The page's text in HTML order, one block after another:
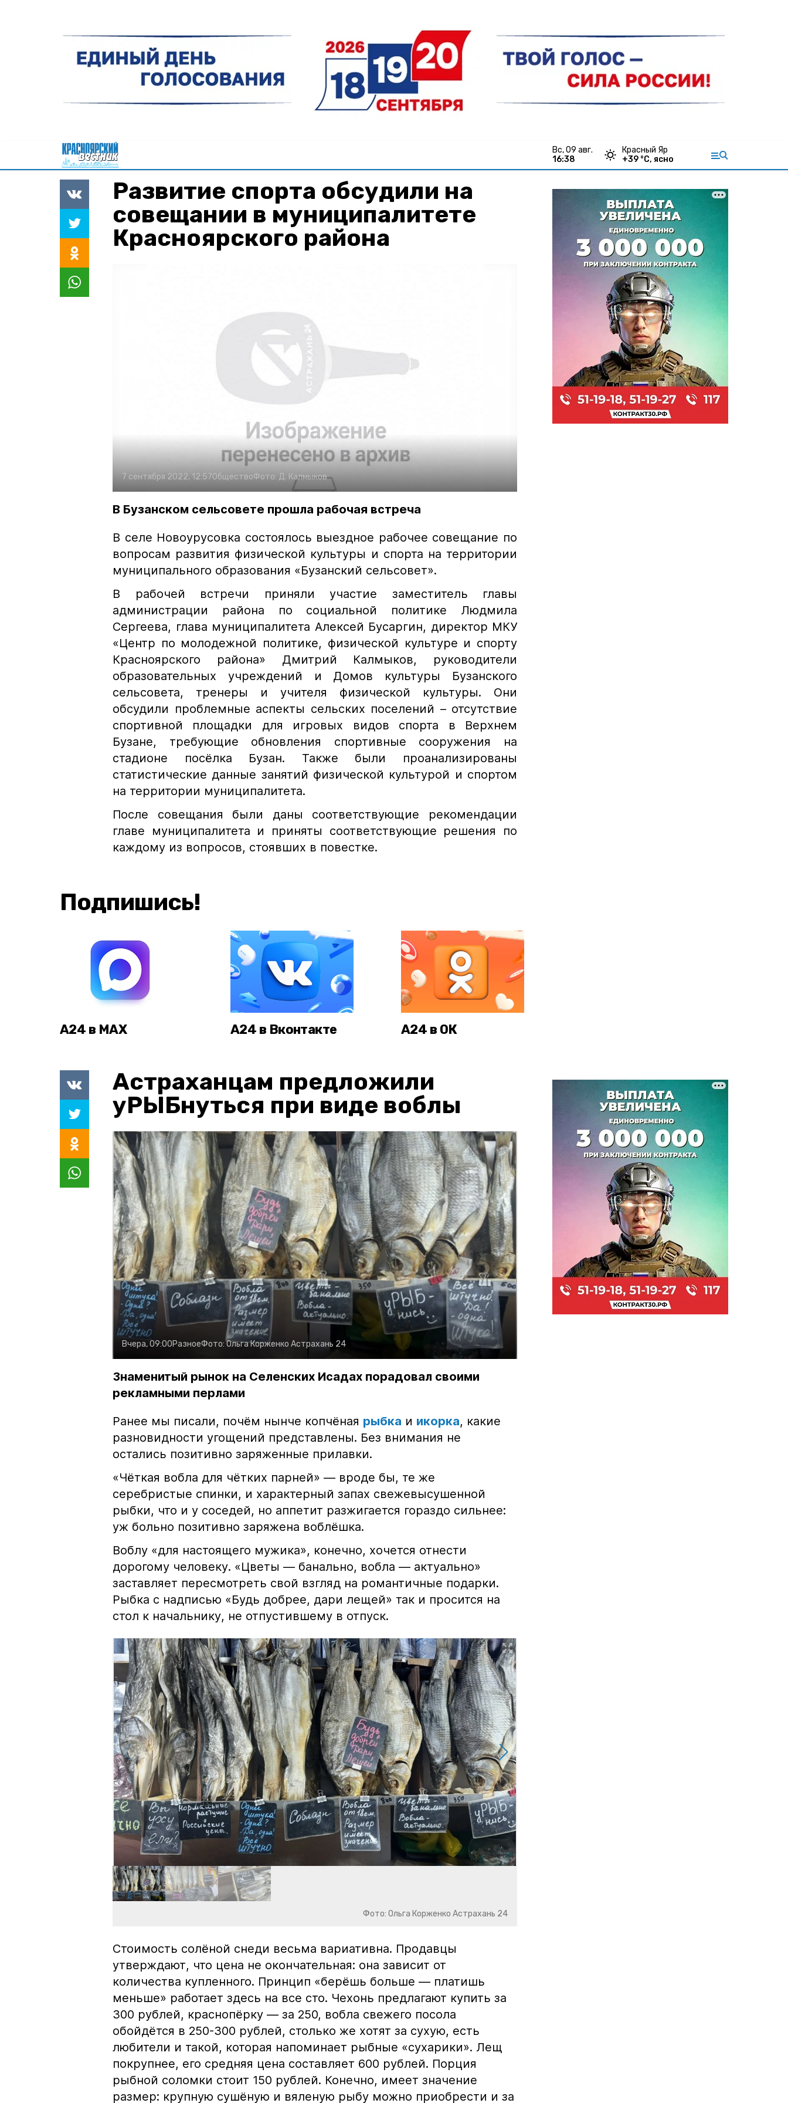
вс, 09 авг.
16:38
Красный Яр
+39 °С, ясно
Развитие спорта обсудили на
совещании в муниципалитете
Красноярского района
7 сентября 2022, 12:57ОбществоФото: Д. Калмыков
В Бузанском сельсовете прошла рабочая встреча
В селе Новоурусовка состоялось выездное рабочее совещание по
вопросам развития физической культуры и спорта на территории
муниципального образования «Бузанский сельсовет».
В рабочей встречи приняли участие заместитель главы
администрации района по социальной политике Людмила
Сергеева, глава муниципалитета Алексей Бусаргин, директор МКУ
«Центр по молодежной политике, физической культуре и спорту
Красноярского района» Дмитрий Калмыков, руководители
образовательных учреждений и Домов культуры Бузанского
сельсовета, тренеры и учителя физической культуры. Они
обсудили проблемные аспекты сельских поселений – отсутствие
спортивной площадки для игровых видов спорта в Верхнем
Бузане, требующие обновления спортивные сооружения на
стадионе посёлка Бузан. Также были проанализированы
статистические данные занятий физической культурой и спортом
на территории муниципалитета.
После совещания были даны соответствующие рекомендации
главе муниципалитета и приняты соответствующие решения по
каждому из вопросов, стоявших в повестке.
Подпишись!
А24 в MAX А24 в Вконтакте А24 в ОК
Астраханцам предложили
уРЫБнуться при виде воблы
Вчера, 09:00РазноеФото:Ольга Корженко Астрахань 24
Знаменитый рынок на Селенских Исадах порадовал своими
рекламными перлами
Ранее мы писали, почём нынче копчёная рыбка и икорка, какие
разновидности угощений представлены. Без внимания не
остались позитивно заряженные прилавки.
«Чёткая вобла для чётких парней» — вроде бы, те же
серебристые спинки, и характерный запах свежевысушенной
рыбки, что и у соседей, но аппетит разжигается гораздо сильнее:
уж больно позитивно заряжена воблёшка.
Воблу «для настоящего мужика», конечно, хочется отнести
дорогому человеку. «Цветы — банально, вобла — актуально»
заставляет пересмотреть свой взгляд на романтичные подарки.
Рыбка с надписью «Будь добрее, дари лещей» так и просится на
стол к начальнику, не отпустившему в отпуск.
Фото: Ольга Корженко Астрахань 24
Стоимость солёной снеди весьма вариативна. Продавцы
утверждают, что цена не окончательная: она зависит от
количества купленного. Принцип «берёшь больше — платишь
меньше» работает здесь на все сто. Чехонь предлагают купить за
300 рублей, краснопёрку — за 250, вобла свежего посола
обойдётся в 250-300 рублей, столько же хотят за сухую, есть
любители и такой, которая напоминает рыбные «сухарики». Лещ
покрупнее, его средняя цена составляет 600 рублей. Порция
рыбной соломки стоит 150 рублей. Конечно, имеет значение
размер: крупную сушёную и вяленую рыбу можно приобрести и за